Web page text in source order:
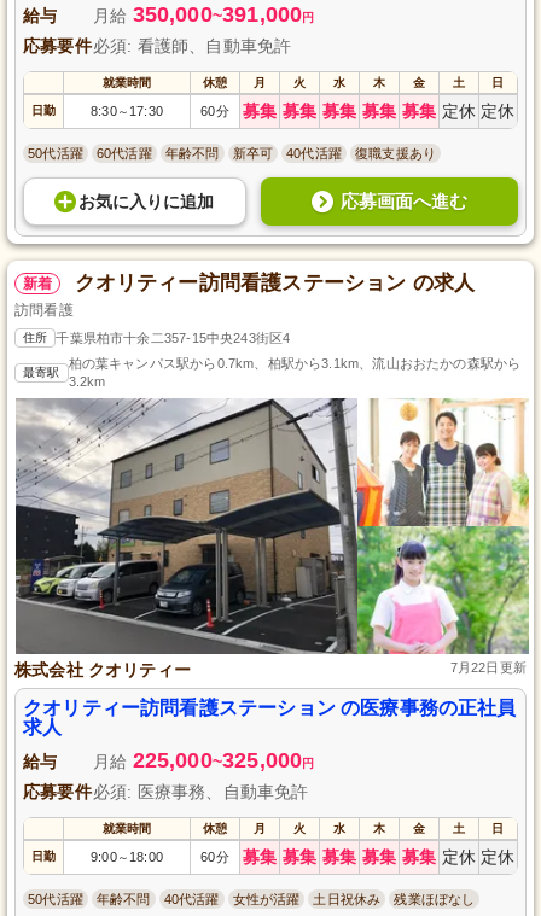
給与 月給 350,000~391,000円
応募要件必須: 看護師、自動車免許
就業時間 休憩 月 火 水 木 金 土 日
日勤 8:30～ 17:30 60分 募集 募集 募集 募集 募集 定休 定休
50代活躍 60代活躍 年齢不問 新卒可 40代活躍 復職支援あり
お気に入り に追加 応募画面へ進む
新着 クオリティー訪問看護ステーション の求人
訪問看護
住所 千葉県柏市十余二357-15中央243街区4
最寄駅
柏の葉キャンパス駅から0.7km、柏駅から3.1km、流山おおたかの森駅から
3.2km
株式会社 クオリティー 7月22日更新
クオリティー訪問看護ステーション の医療事務の正社員
求人
給与 月給 225,000~325,000円
応募要件必須: 医療事務、自動車免許
就業時間 休憩 月 火 水 木 金 土 日
日勤 9:00～ 18:00 60分 募集 募集 募集 募集 募集 定休 定休
50代活躍 年齢不問 40代活躍 女性が活躍 土日祝休み 残業ほぼなし